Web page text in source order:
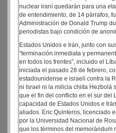
nuclear iraní quedarán para una
de entendimiento, de 14 párrafos,
Administración de Donald Trump
periodistas bajo condición de
Estados Unidos e Irán, junto con
“terminación inmediata y
en todos los frentes”, incluido el
iniciada el pasado 28 de febrero,
estadounidense e israelí contra la
ni Israel ni la milicia chiita Hezbolá
que el fin del conflicto en el sur del
capacidad de Estados Unidos e
aliados. Eric Quinteros, licenciado
por la Universidad Nacional de
que los términos del memorándum